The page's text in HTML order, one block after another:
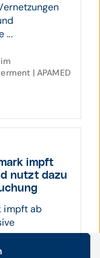
...
| APAMED
impft
nutzt dazu
impft ab